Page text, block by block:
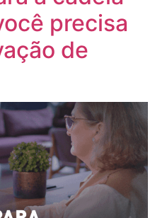
precisa
de